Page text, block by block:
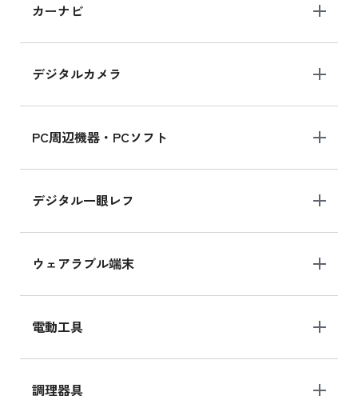
カーナビ
デジタルカメラ
PC周辺機器・PCソフト
デジタル一眼レフ
ウェアラブル端末
電動工具
調理器具
MK2K3J/Aの新品買取価格はこちら